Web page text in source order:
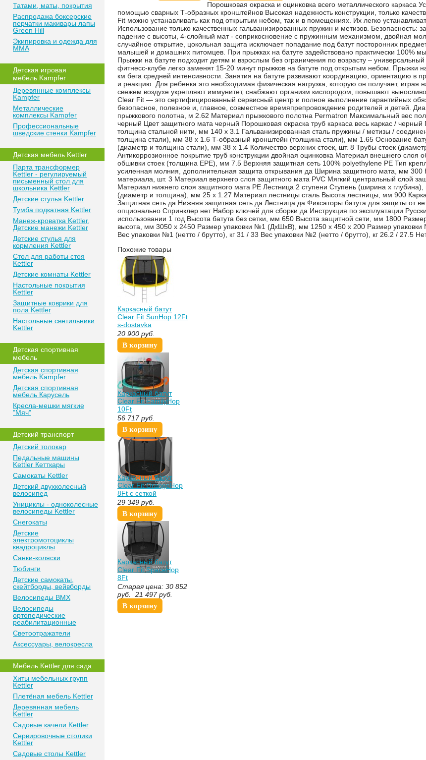
Татами, маты, покрытия
Распродажа боксерские
перчатки макивары лапы
Green Hill
Экипировка и одежда для
MMA
Детская игровая
мебель Kampfer
Деревянные комплексы
Kampfer
Металлические
комплексы Kampfer
Профессиональные
шведские стенки Kampfer
Детская мебель Kettler
Парта трансформер
Kettler - регулируемый
письменный стол для
школьника Kettler
Детские стулья Kettler
Тумба подкатная Kettler
Манеж-кроватка Kettler,
Детские манежи Kettler
Детские стулья для
кормления Kettler
Стол для работы стоя
Kettler
Детские комнаты Kettler
Настольные покрытия
Kettler
Защитные коврики для
пола Kettler
Настольные светильники
Kettler
Детская спортивная
мебель
Детская спортивная
мебель Kampfer
Детская спортивная
мебель Карусель
Кресла-мешки мягкие
"Мяч"
Детский транспорт
Детский толокар
Педальные машины
Kettler Кетткары
Самокаты Kettler
Детский двухколесный
велосипед
Унициклы - одноколесные
велосипеды Kettler
Снегокаты
Детские
электромотоциклы
квадроциклы
Санки-коляски
Тюбинги
Детские самокаты,
скейтборды, вейвборды
Велосипеды BMX
Велосипеды
ортопедические
реабилитационные
Светоотражатели
Аксессуары, велокресла
Мебель Kettler для сада
Хиты мебельных групп
Kettler
Плетёная мебель Kettler
Деревянная мебель
Kettler
Садовые качели Kettler
Сeрвирoвочные cтoлики
Kettler
Сaдoвые cтoлы Kettler
Порошковая окраска и оцинковка всего металлического каркаса
помощью сварных Т-образных кронштейнов Высокая надежность конструкции, только
Fit можно устанавливать как под открытым небом, так и в помещениях. Их легко
Использование только качественных гальванизированных пружин и метизов. Безопасность:
падение с высоты, 4-слойный мат - соприкосновение с пружинным механизмом, двойная
случайное открытие, цокольная защита исключает попадание под батут посторонних
малышей и домашних питомцев. При прыжках на батуте задействовано практически 100%
Прыжки на батуте подходит детям и взрослым без ограничения по возрасту –
фитнесс-клубе легко заменят 15-20 минут прыжков на батуте под открытым небом. Прыжки
км бега средней интенсивности. Занятия на батуте развивают координацию, ориентацию в
и реакцию. Для ребенка это необходимая физическая нагрузка, которую он получает, играя
свежем воздухе укрепляют иммунитет, снабжают организм кислородом, повышают
Clear Fit — это сертифицированный сервисный центр и полное выполнение гарантийных
безопасное, полезное и, главное, совместное времяпрепровождение родителей и детей.
прыжкового полотна, м 2.62 Материал прыжкового полотна Permatron Максимальный вес
черный Цвет защитного мата черный Порошковая окраска труб каркаса весь каркас /
толщина стальной нити, мм 140 x 3.1 Гальванизированная сталь пружины / метизы /
толщина стали), мм 38 x 1.6 Т-образный кронштейн (толщина стали), мм 1.65 Основание
(диаметр и толщина стали), мм 38 x 1.4 Количество верхних стоек, шт. 8 Трубы стоек
Антикоррозионное покрытие труб конструкции двойная оцинковка Материал внешнего слоя
обшивки стоек (толщина EPE), мм 7.5 Верхняя защитная сеть 100% polyethylene PE Тип
усиленная молния, дополнительная защита открывания да Ширина защитного мата, мм 300
материала, шт. 3 Материал верхнего слоя защитного мата PVC Мягкий центральный слой
Материал нижнего слоя защитного мата PE Лестница 2 ступени Ступень (ширина x
(диаметр и толщина), мм 25 x 1.27 Материал лестницы сталь Высота лестницы, мм 900
Защитная сеть да Нижняя защитная сеть да Лестница да Фиксаторы батута для защиты от
опционально Спринклер нет Набор ключей для сборки да Инструкция по эксплуатации
использовании 1 год Высота батута без сетки, мм 650 Высота защитной сети, мм 1800
высота, мм 3050 x 2450 Размер упаковки №1 (ДхШхВ), мм 1250 x 450 x 200 Размер
Вес упаковки №1 (нетто / брутто), кг 31 / 33 Вес упаковки №2 (нетто / брутто), кг 26.2 / 27.5
Похожие товары
Каркасный батут
Clear Fit SunHop 12Ft
s-dostavka
20 900 руб.
В корзину
Каркасный батут
Clear Fit FamilyHop
10Ft
56 717 руб.
В корзину
Каркасный батут
Clear Fit OrangeHop
8Ft с сеткой
спортдоставка
29 349 руб.
В корзину
Каркасный батут
Clear Fit SpaceHop
8Ft
Старая цена: 30 852
руб.
21 497 руб.
В корзину